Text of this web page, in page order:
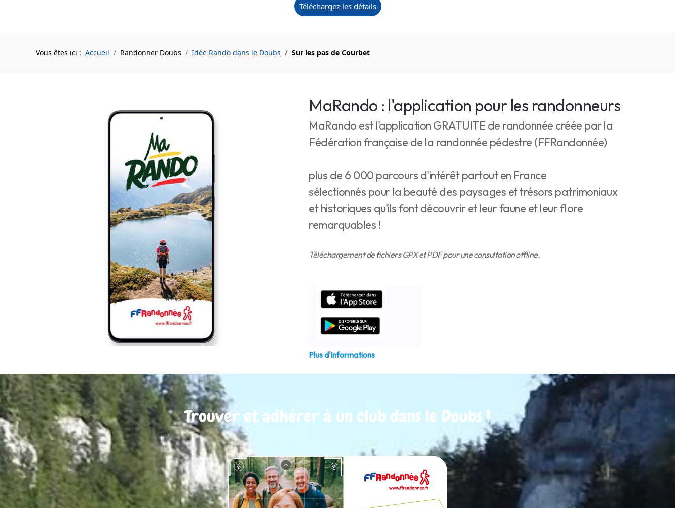
Téléchargez les détails
Vous êtes ici : Accueil Randonner Doubs Idée Rando dans le Doubs Sur les pas de Courbet
MaRando : l'application pour les randonneurs
MaRando est l'application GRATUITE de randonnée créée par la
Fédération française de la randonnée pédestre (FFRandonnée)
plus de 6 000 parcours d'intérêt partout en France
sélectionnés pour la beauté des paysages et trésors patrimoniaux
et historiques qu'ils font découvrir et leur faune et leur flore
remarquables !
Téléchargement de fichiers GPX et PDF pour une consultation offline.
Plus d'informations
Trouver et adhérer à un club dans le Doubs !